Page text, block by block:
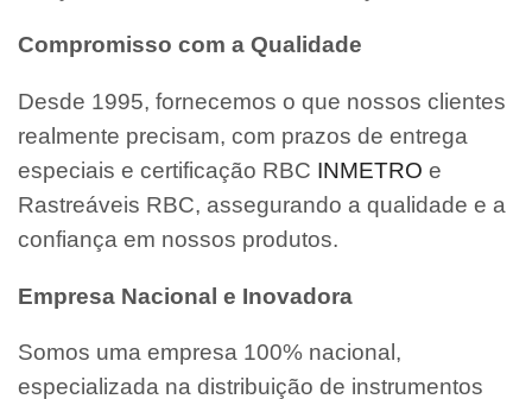
Compromisso com a Qualidade
Desde 1995, fornecemos o que nossos clientes
realmente precisam, com prazos de entrega
especiais e certificação RBC INMETRO e
Rastreáveis RBC, assegurando a qualidade e a
confiança em nossos produtos.
Empresa Nacional e Inovadora
Somos uma empresa 100% nacional,
especializada na distribuição de instrumentos